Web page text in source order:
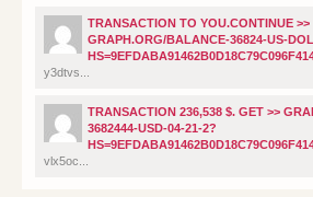
TRANSACTION TO YOU.CONTINUE >>
GRAPH.ORG/BALANCE-36824-US-
y3dtvs...
TRANSACTION 236,538 $. GET >>
3682444-USD-04-21-2?
vlx5oc...